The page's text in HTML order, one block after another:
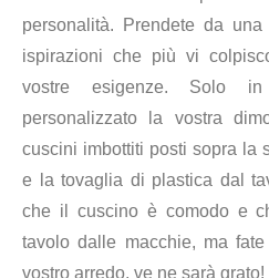
personalità. Prendete da
ispirazioni che più vi
vostre esigenze. Solo
personalizzato la vostra
cuscini imbottiti posti sopra la
e la tovaglia di plastica dal
che il cuscino è comodo e
tavolo dalle macchie, ma
vostro arredo, ve ne sarà grato!